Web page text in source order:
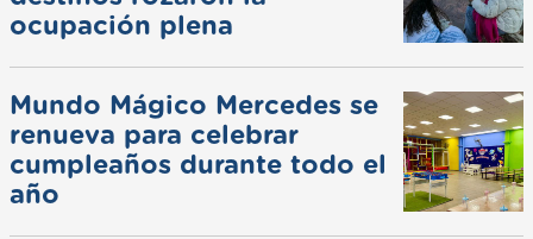
ocupación plena
Mundo Mágico Mercedes se
renueva para celebrar
cumpleaños durante todo el
año